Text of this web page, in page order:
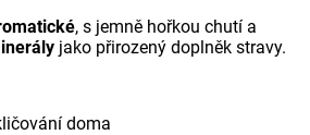
, s jemně hořkou chutí a
jako přirozený doplněk stravy.
doma